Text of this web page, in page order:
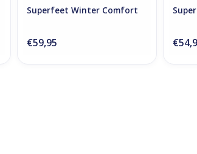
Superfeet Winter Comfort
€59,95